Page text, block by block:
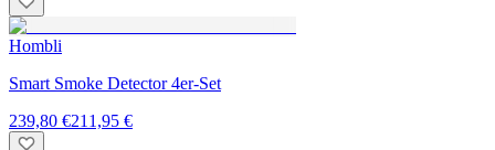
Hombli
Smart Smoke Detector 4er-Set
239,80 €211,95 €